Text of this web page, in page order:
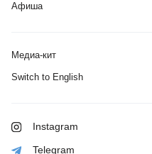
Афиша
Медиа-кит
Switch to English
Instagram
Telegram